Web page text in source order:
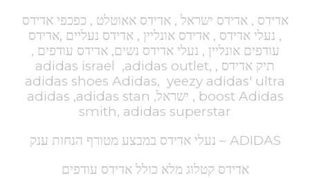
אדידס , אדידס ישראל , אדידס אאוטלט , כפכפי אדידס
, נעלי אדידס , אדידס אונליין , אדידס נעליים ,אדידס
עודפים אונליין , נעלי אדידס נשים, אדידס עודפים ,
תיק אדידס , adidas israel ,adidas outlet,
adidas shoes Adidas, yeezy adidas' ultra
boost Adidas , ישראל, adidas ,adidas stan
smith, adidas superstar
ADIDAS – נעלי אדידס במבצע מטורף הנחות ענק
אדידס קטלוג מלא כולל אדידס עודפים